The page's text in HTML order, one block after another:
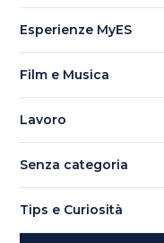
Esperienze MyES
Film e Musica
Lavoro
Senza categoria
Tips e Curiosità